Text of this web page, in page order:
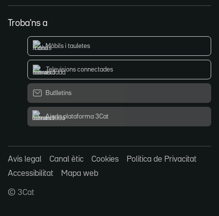
Troba'ns a
Mòbils i tauletes
Televisions connectades
Butlletins
Ajuda plataforma 3Cat
Avís legal Canal ètic Cookies
Política de Privacitat
Accessibilitat
Mapa web
© 3Cat